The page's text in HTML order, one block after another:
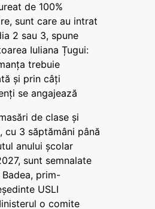
de 100%
sunt care au intrat
2 sau 3, spune
Iuliana Țugui:
trebuie
și prin câți
se angajează
de clase și
cu 3 săptămâni până
anului școlar
sunt semnalate
prim-
USLI
o comite